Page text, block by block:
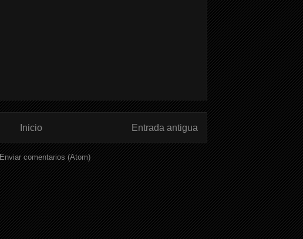
Entrada antigua
Inicio
Enviar comentarios (Atom)